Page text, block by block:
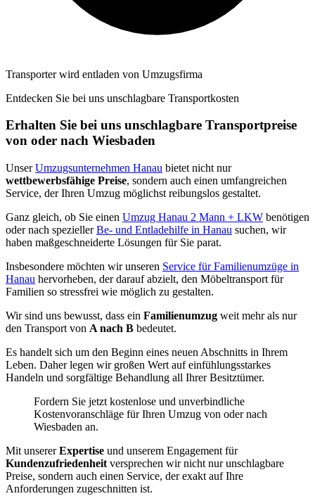
Transporter wird entladen von Umzugsfirma
Entdecken Sie bei uns unschlagbare Transportkosten
Erhalten Sie bei uns unschlagbare Transportpreise
von oder nach Wiesbaden
UnserUmzugsunternehmen Hanau bietet nicht nur
wettbewerbsfähige Preise, sondern auch einen umfangreichen
Service, der Ihren Umzug möglichst reibungslos gestaltet.
Ganz gleich, ob Sie einen Umzug Hanau 2 Mann + LKW benötigen
oder nach speziellerBe- und Entladehilfe in Hanau suchen, wir
haben maßgeschneiderte Lösungen für Sie parat.
Insbesondere möchten wir unseren Service für Familienumzüge in
Hanau hervorheben, der darauf abzielt, den Möbeltransport für
Familien so stressfrei wie möglich zu gestalten.
Wir sind uns bewusst, dass ein Familienumzug weit mehr als nur
den Transport von A nach B bedeutet.
Es handelt sich um den Beginn eines neuen Abschnitts in Ihrem
Leben. Daher legen wir großen Wert auf einfühlungsstarkes
Handeln und sorgfältige Behandlung all Ihrer Besitztümer.
Fordern Sie jetzt kostenlose und unverbindliche
Kostenvoranschläge für Ihren Umzug von oder nach
Wiesbaden an.
Mit unsererExpertise und unserem Engagement für
Kundenzufriedenheit versprechen wir nicht nur unschlagbare
Preise, sondern auch einen Service, der exakt auf Ihre
Anforderungen zugeschnitten ist.